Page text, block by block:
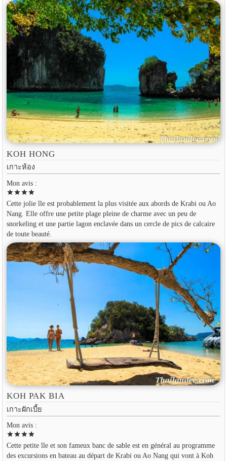
KOH HONG
เกาะห้อง
Mon avis :
starstarstarstar
Cette jolie île est probablement la plus visitée aux abords de Krabi ou Ao
Nang. Elle offre une petite plage pleine de charme avec un peu de
snorkeling et une partie lagon enclavée dans un cercle de pics de calcaire
de toute beauté.
KOH PAK BIA
เกาะผักเบี้ย
Mon avis :
starstarstarstar
Cette petite île et son fameux banc de sable est en général au programme
des excursions en bateau au départ de Krabi ou Ao Nang qui vont à Koh